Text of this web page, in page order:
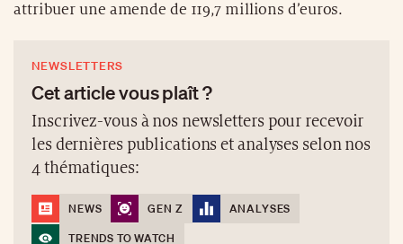
attribuer une amende de 119,7 millions d’euros.
NEWSLETTERS
Cet article vous plaît ?
Inscrivez-vous à nos newsletters pour recevoir
les dernières publications et analyses selon nos
4 thématiques:
NEWS GEN Z
ANALYSES
TRENDS TO WATCH